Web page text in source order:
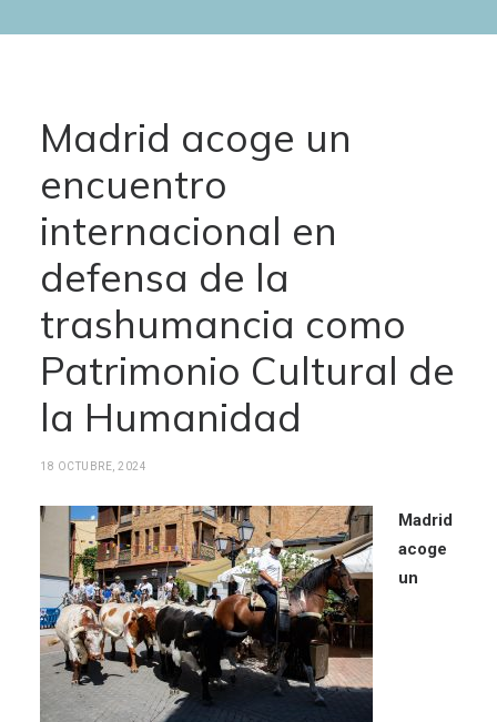
Madrid acoge un
encuentro
internacional en
defensa de la
trashumancia como
Patrimonio Cultural de
la Humanidad
18 OCTUBRE, 2024
Madrid
acoge
un